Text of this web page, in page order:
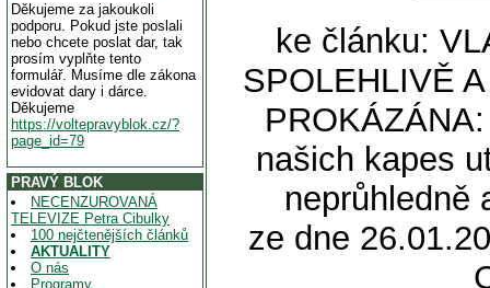
Děkujeme za jakoukoli
podporu. Pokud jste poslali
nebo chcete poslat dar, tak
prosím vyplňte tento
formulář. Musíme dle zákona
evidovat dary i dárce.
Děkujeme
https://voltepravyblok.cz/?
page_id=79
PRAVÝ BLOK
NECENZUROVANÁ
TELEVIZE Petra Cibulky
100 nejčtenějších článků
AKTUALITY
O nás
Programy
ke článku:
SPOLEHLIVĚ
našich kapes
neprůhledně
ze dne